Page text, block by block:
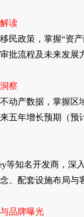
读
民政策，掌握“资
批流程及未来发展
察
动产数据，掌握区
五年增长预期（预
等知名开发商，深
、配套设施布局与
品牌曝光